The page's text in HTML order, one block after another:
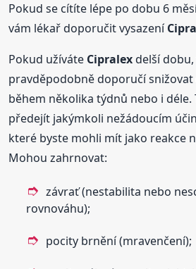
Pokud se cítíte lépe po dobu 6
vám lékař doporučit vysazení
Pokud užíváte Cipralexdelší
pravděpodobně doporučí
během několika týdnů nebo i déle.
předejít jakýmkoli nežádoucím
které byste mohli mít jako reakce
Mohou zahrnovat:
závrať (nestabilita nebo
rovnováhu);
pocity brnění (mravenčení);